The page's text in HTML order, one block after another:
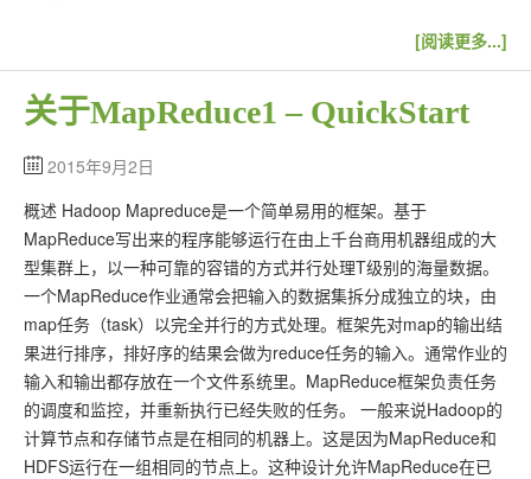
[阅读更多...]
关于MapReduce1 – QuickStart
2015年9月2日
概述 Hadoop Mapreduce是一个简单易用的框架。基于
MapReduce写出来的程序能够运行在由上千台商用机器组成的大
型集群上，以一种可靠的容错的方式并行处理T级别的海量数据。
一个MapReduce作业通常会把输入的数据集拆分成独立的块，由
map任务（task）以完全并行的方式处理。框架先对map的输出结
果进行排序，排好序的结果会做为reduce任务的输入。通常作业的
输入和输出都存放在一个文件系统里。MapReduce框架负责任务
的调度和监控，并重新执行已经失败的任务。 一般来说Hadoop的
计算节点和存储节点是在相同的机器上。这是因为MapReduce和
HDFS运行在一组相同的节点上。这种设计允许MapReduce在已